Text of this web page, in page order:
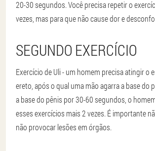
20-30 segundos. Você precisa repetir o
vezes, mas para que não cause dor e
SEGUNDO EXERCÍCIO
Exercício de Uli - um homem precisa atingir o
ereto, após o qual uma mão agarra a base do
a base do pênis por 30-60 segundos, o
esses exercícios mais 2 vezes. É importante
não provocar lesões em órgãos.